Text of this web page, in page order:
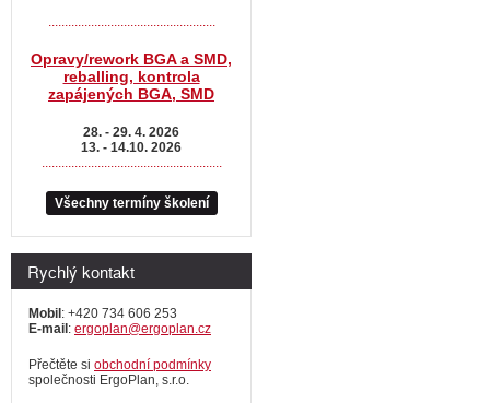
...................................................
Opravy/rework BGA a SMD,
reballing, kontrola
zapájených BGA, SMD
28. - 29. 4. 2026
13. - 14.10. 2026
Všechny termíny školení
Rychlý kontakt
Mobil: +420 734 606 253
E-mail: ergoplan@ergoplan.cz
Přečtěte si obchodní podmínky
společnosti ErgoPlan, s.r.o.